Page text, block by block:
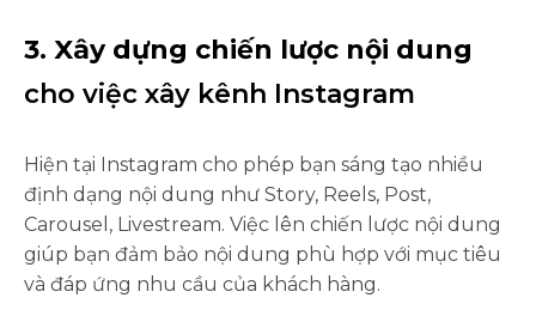
3. Xây dựng chiến lược nội dung
cho việc xây kênh Instagram
Hiện tại Instagram cho phép bạn sáng tạo nhiều
định dạng nội dung như Story, Reels, Post,
Carousel, Livestream. Việc lên chiến lược nội dung
giúp bạn đảm bảo nội dung phù hợp với mục tiêu
và đáp ứng nhu cầu của khách hàng.